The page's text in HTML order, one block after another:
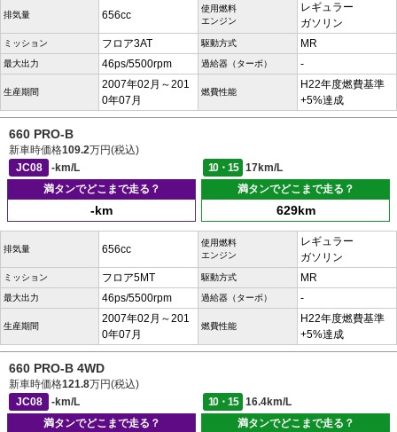
排気量 656cc
使用燃料
エンジン
レギュラー
ガソリン
ミッション フロア3AT 駆動方式 MR
最大出力 46ps/5500rpm 過給器（ターボ） -
生産期間
2007年02月～201
0年07月
燃費性能
H22年度燃費基準
+5%達成
660 PRO-B
新車時価格109.2万円(税込)
JC08
-km/L 10・15
17km/L
満タンでどこまで走る？
-km
満タンでどこまで走る？
629km
排気量 656cc
使用燃料
エンジン
レギュラー
ガソリン
ミッション フロア5MT 駆動方式 MR
最大出力 46ps/5500rpm 過給器（ターボ） -
生産期間
2007年02月～201
0年07月
燃費性能
H22年度燃費基準
+5%達成
660 PRO-B 4WD
新車時価格121.8万円(税込)
JC08
-km/L 10・15
16.4km/L
満タンでどこまで走る？
満タンでどこまで走る？